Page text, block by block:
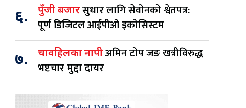
६. पुँजी बजारसुधार लागि सेवोनको श्वेतपत्र:
पूर्ण डिजिटल आईपीओ इकोसिस्टम
७. चावहिलका नापीअमिन टोप जङ खत्रीविरुद्ध
भष्टचार मुद्दा दायर